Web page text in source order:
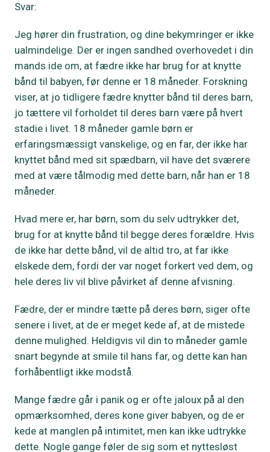
Svar:
Jeg hører din frustration, og dine bekymringer er ikke
ualmindelige. Der er ingen sandhed overhovedet i din
mands ide om, at fædre ikke har brug for at knytte
bånd til babyen, før denne er 18 måneder. Forskning
viser, at jo tidligere fædre knytter bånd til deres barn,
jo tættere vil forholdet til deres barn være på hvert
stadie i livet. 18 måneder gamle børn er
erfaringsmæssigt vanskelige, og en far, der ikke har
knyttet bånd med sit spædbarn, vil have det sværere
med at være tålmodig med dette barn, når han er 18
måneder.
Hvad mere er, har børn, som du selv udtrykker det,
brug for at knytte bånd til begge deres forældre. Hvis
de ikke har dette bånd, vil de altid tro, at far ikke
elskede dem, fordi der var noget forkert ved dem, og
hele deres liv vil blive påvirket af denne afvisning.
Fædre, der er mindre tætte på deres børn, siger ofte
senere i livet, at de er meget kede af, at de mistede
denne mulighed. Heldigvis vil din to måneder gamle
snart begynde at smile til hans far, og dette kan han
forhåbentligt ikke modstå.
Mange fædre går i panik og er ofte jaloux på al den
opmærksomhed, deres kone giver babyen, og de er
kede at manglen på intimitet, men kan ikke udtrykke
dette. Nogle gange føler de sig som et nyttesløst